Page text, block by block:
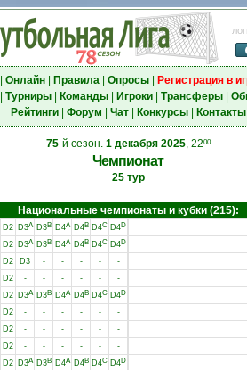
Онлайн| Правила| Опросы| Регистрация в
Турниры| Команды| Игроки| Трансферы|
Рейтинги| Форум Чат| Конкурсы| Контакты
75-й сезон. 1 декабря 2025, 2200
Чемпионат
25 тур
Национальные чемпионаты и кубки (215):
D2 D3A D3B D4A D4B D4C D4D
D2 D3A D3B D4A D4B D4C D4D
D2 D3 - - - - -
D2 - - - - - -
D2 D3A D3B D4A D4B D4C D4D
D2 - - - - - -
D2 - - - - - -
D2 - - - - - -
D2 D3A D3B D4A D4B D4C D4D